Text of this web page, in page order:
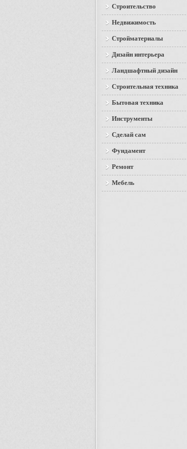
Строительство
Недвижимость
Стройматериалы
Дизайн интерьера
Ландшафтный дизайн
Строительная техника
Бытовая техника
Инструменты
Сделай сам
Фундамент
Ремонт
Мебель